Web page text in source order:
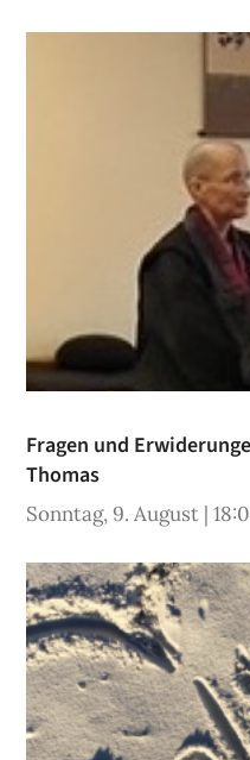
Fragen und
Thomas
Sonntag, 9. August |